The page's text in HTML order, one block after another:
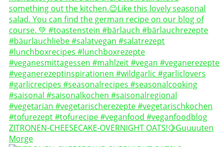
ZITRONEN-CHEESECAKE-OVERNIGHT OATS!🍋Guuuuten
Morge